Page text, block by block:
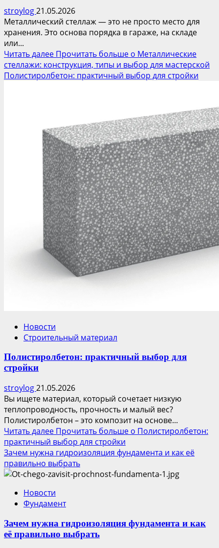
stroylog21.05.2026
Металлический стеллаж — это не просто место для
хранения. Это основа порядка в гараже, на складе
или...
Читать далее Прочитать больше о Металлические
стеллажи: конструкция, типы и выбор для мастерской
Полистиролбетон: практичный выбор для стройки
Новости
Строительный материал
Полистиролбетон: практичный выбор для
стройки
stroylog21.05.2026
Вы ищете материал, который сочетает низкую
теплопроводность, прочность и малый вес?
Полистиролбетон – это композит на основе...
Читать далее Прочитать больше о Полистиролбетон:
практичный выбор для стройки
Зачем нужна гидроизоляция фундамента и как её
правильно выбрать
Новости
Фундамент
Зачем нужна гидроизоляция фундамента и как
её правильно выбрать